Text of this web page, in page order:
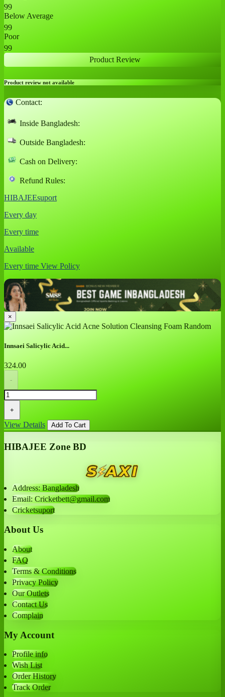
99
Below Average
99
Poor
99
Product Review
Product review not available
Contact:
Inside Bangladesh:
Outside Bangladesh:
Cash on Delivery:
Refund Rules:
HIBAJEEsuport
Every day
Every time
Available
Every time View Policy
×
Innsaei Salicylic Acid...
324.00
-
+
View Details Add To Cart
HIBAJEE Zone BD
Address: Bangladesh
Email: Cricketbett@gmail.com
Cricketsuport
About Us
About
FAQ
Terms & Conditions
Privacy Policy
Our Outlets
Contact Us
Complain
My Account
Profile info
Wish List
Order History
Track Order